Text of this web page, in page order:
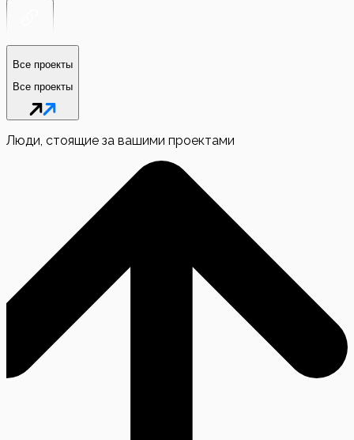
Все проекты
Все проекты
Люди, стоящие за вашими проектами